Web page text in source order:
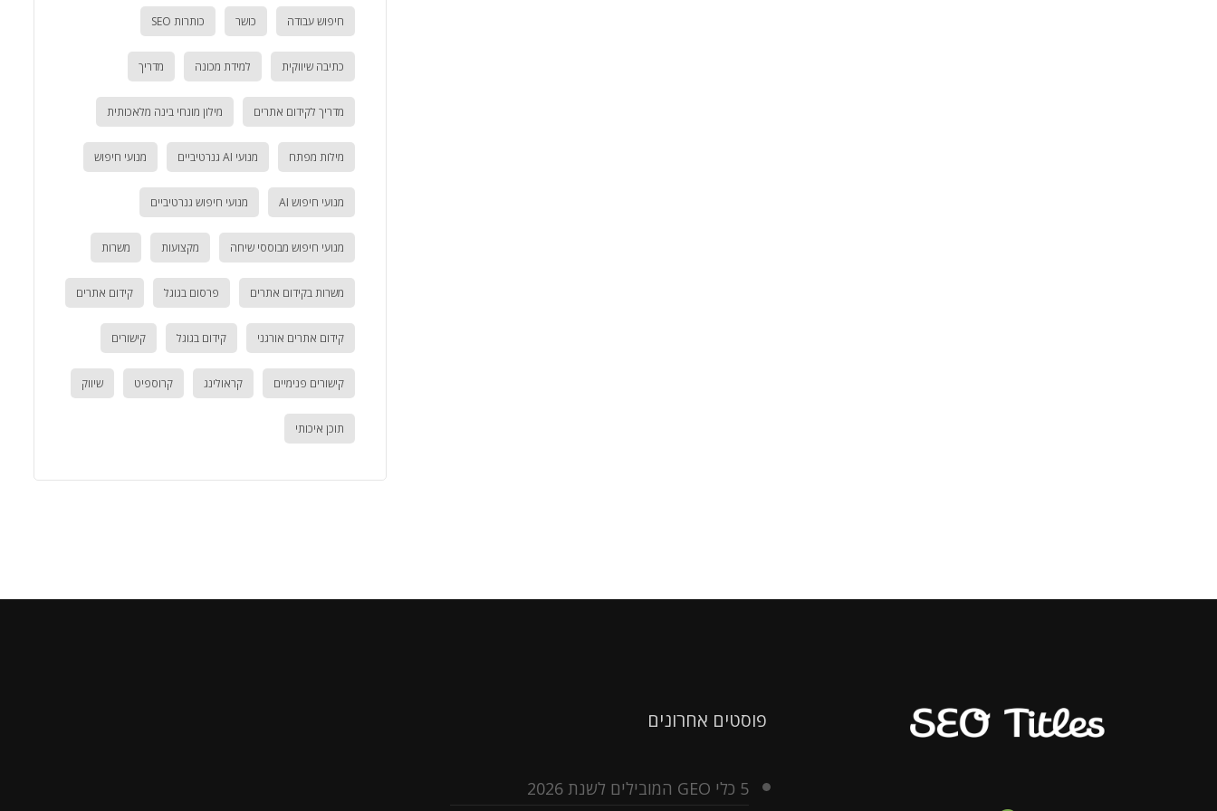
חיפוש עבודה כושר כותרות SEO
כתיבה שיווקית למידת מכונה מדריך
מדריך לקידום אתרים מילון מונחי בינה מלאכותית
מילות מפתח מנועי AI גנרטיביים מנועי חיפוש
מנועי חיפוש AI מנועי חיפוש גנרטיביים
מנועי חיפוש מבוססי שיחה מקצועות משרות
משרות בקידום אתרים פרסום בגוגל קידום אתרים
קידום אתרים אורגני קידום בגוגל קישורים
קישורים פנימיים קראולינג קרוספיט שיווק
תוכן איכותי
פוסטים אחרונים
5 כלי GEO המובילים לשנת 2026